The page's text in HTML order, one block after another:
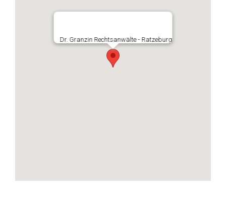
Dr. Granzin Rechtsanwälte - Ratzeburg